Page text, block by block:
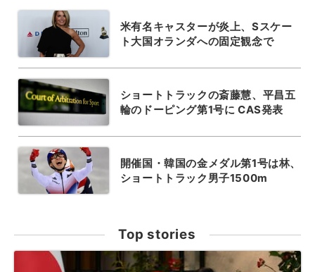
米有名キャスターが炎上、Sスケー
ト大国オランダへの固定観念で
ショートトラックの斎藤慧、平昌五
輪のドーピング第1号に CAS発表
開催国・韓国の金メダル第1号は林、
ショートトラック男子1500m
Top stories